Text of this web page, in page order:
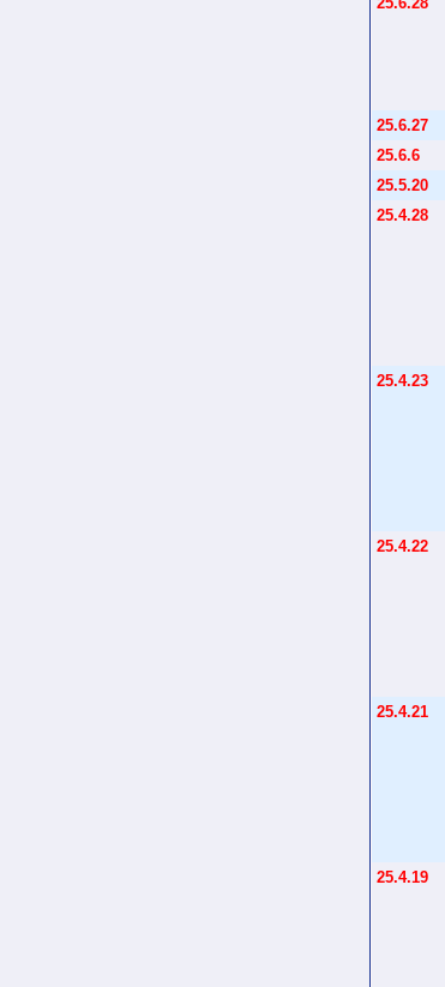
25.6.27
25.6.6
25.5.20
25.4.28
25.4.23
25.4.22
25.4.21
25.4.19